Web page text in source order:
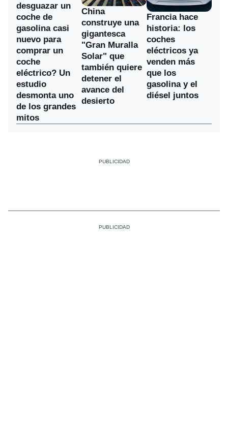
desguazar un
coche de
gasolina casi
nuevo para
comprar un
coche
eléctrico? Un
estudio
desmonta uno
de los grandes
mitos
China
construye una
gigantesca
"Gran Muralla
Solar" que
también quiere
detener el
avance del
desierto
Francia hace
historia: los
coches
eléctricos ya
venden más
que los
gasolina y el
diésel juntos